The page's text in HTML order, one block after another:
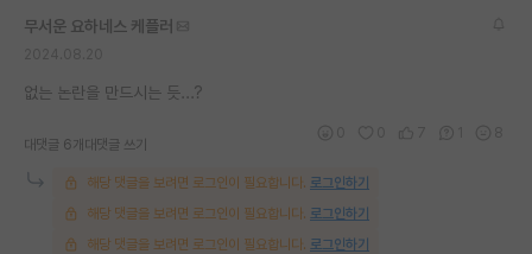
무서운 요하네스 케플러
없는 논란을 만드시는 듯...?
대댓글 6개 대댓글 쓰기
해당 댓글을 보려면 로그인이 필요합니다. 로그인하기
해당 댓글을 보려면 로그인이 필요합니다. 로그인하기
해당 댓글을 보려면 로그인이 필요합니다. 로그인하기